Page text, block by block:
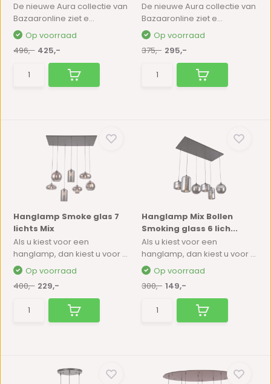
De nieuwe Aura collectie van
Bazaaronline ziet e...
Op voorraad
496,- 425,-
De nieuwe Aura collectie van
Bazaaronline ziet e...
Op voorraad
375,- 295,-
Hanglamp Smoke glas 7
lichts Mix
Als u kiest voor een
hanglamp, dan kiest u voor ...
Op voorraad
400,- 229,-
Hanglamp Mix Bollen
Smoking glass 6 lich...
Als u kiest voor een
hanglamp, dan kiest u voor ...
Op voorraad
300,- 149,-